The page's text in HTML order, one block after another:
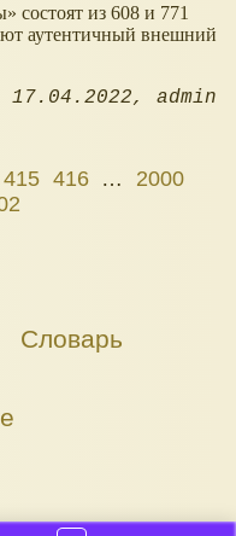
состоят из 608 и 771
аутентичный внешний
17.04.2022 admin
415 416 …
2000
Словарь